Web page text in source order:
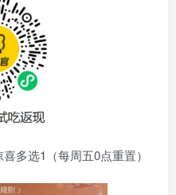
多选1（每周五0点重置）